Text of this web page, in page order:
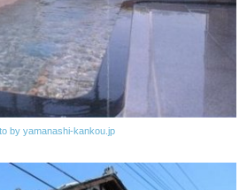
by yamanashi-kankou.jp